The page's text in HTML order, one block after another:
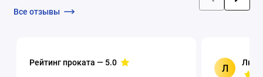
Все отзывы
Рейтинг проката — 5.0
Л